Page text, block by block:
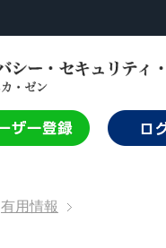
有用情報